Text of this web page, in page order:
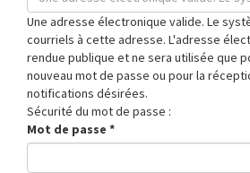
Une adresse électronique valide. Le
courriels à cette adresse. L'adresse
rendue publique et ne sera utilisée que
nouveau mot de passe ou pour la
notifications désirées.
Sécurité du mot de passe :
Mot de passe *